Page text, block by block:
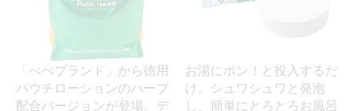
「ぺぺブランド」から徳用
パウチローションのハーブ
配合バージョンが登場。デ
お湯にポン！と投入するだ
け。シュワシュワと発泡
し、簡単にとろとろお風呂